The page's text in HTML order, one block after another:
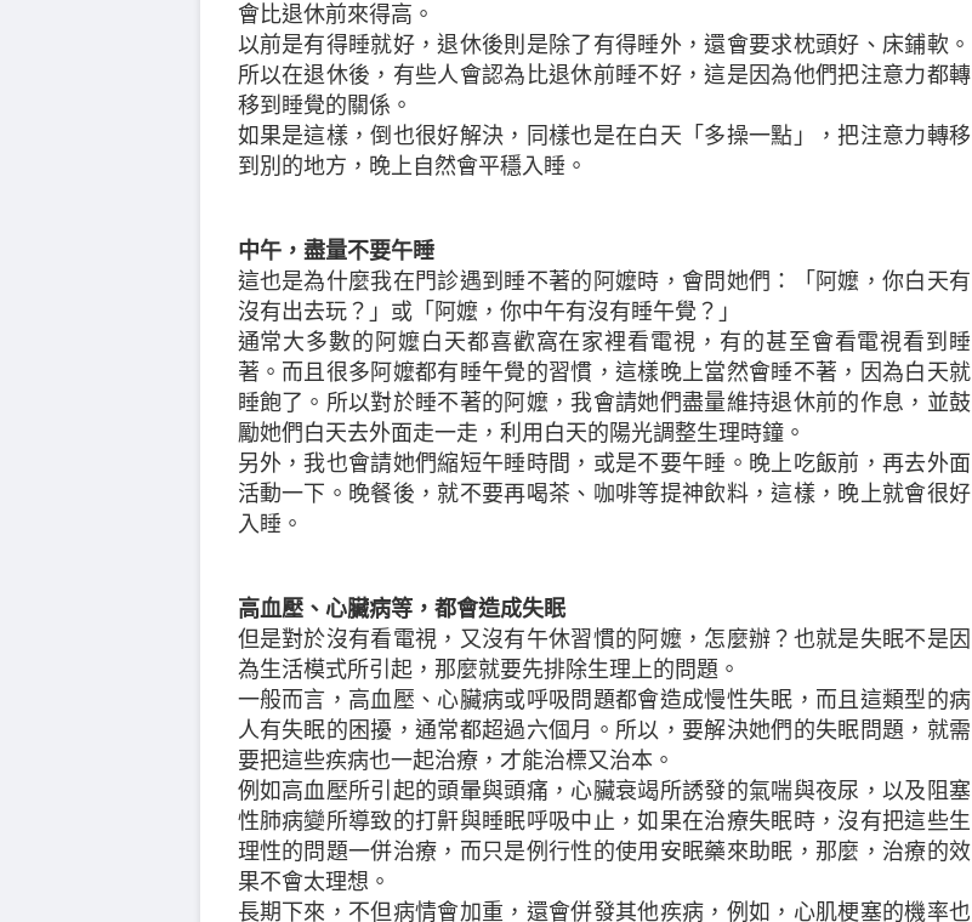
會比退休前來得高。
以前是有得睡就好，退休後則是除了有得睡外，還會要求枕頭好、床鋪軟。
所以在退休後，有些人會認為比退休前睡不好，這是因為他們把注意力都轉
移到睡覺的關係。
如果是這樣，倒也很好解決，同樣也是在白天「多操一點」，把注意力轉移
到別的地方，晚上自然會平穩入睡。
中午，盡量不要午睡
這也是為什麼我在門診遇到睡不著的阿嬤時，會問她們：「阿嬤，你白天有
沒有出去玩？」或「阿嬤，你中午有沒有睡午覺？」
通常大多數的阿嬤白天都喜歡窩在家裡看電視，有的甚至會看電視看到睡
著。而且很多阿嬤都有睡午覺的習慣，這樣晚上當然會睡不著，因為白天就
睡飽了。所以對於睡不著的阿嬤，我會請她們盡量維持退休前的作息，並鼓
勵她們白天去外面走一走，利用白天的陽光調整生理時鐘。
另外，我也會請她們縮短午睡時間，或是不要午睡。晚上吃飯前，再去外面
活動一下。晚餐後，就不要再喝茶、咖啡等提神飲料，這樣，晚上就會很好
入睡。
高血壓、心臟病等，都會造成失眠
但是對於沒有看電視，又沒有午休習慣的阿嬤，怎麼辦？也就是失眠不是因
為生活模式所引起，那麼就要先排除生理上的問題。
一般而言，高血壓、心臟病或呼吸問題都會造成慢性失眠，而且這類型的病
人有失眠的困擾，通常都超過六個月。所以，要解決她們的失眠問題，就需
要把這些疾病也一起治療，才能治標又治本。
例如高血壓所引起的頭暈與頭痛，心臟衰竭所誘發的氣喘與夜尿，以及阻塞
性肺病變所導致的打鼾與睡眠呼吸中止，如果在治療失眠時，沒有把這些生
理性的問題一併治療，而只是例行性的使用安眠藥來助眠，那麼，治療的效
果不會太理想。
長期下來，不但病情會加重，還會併發其他疾病，例如，心肌梗塞的機率也